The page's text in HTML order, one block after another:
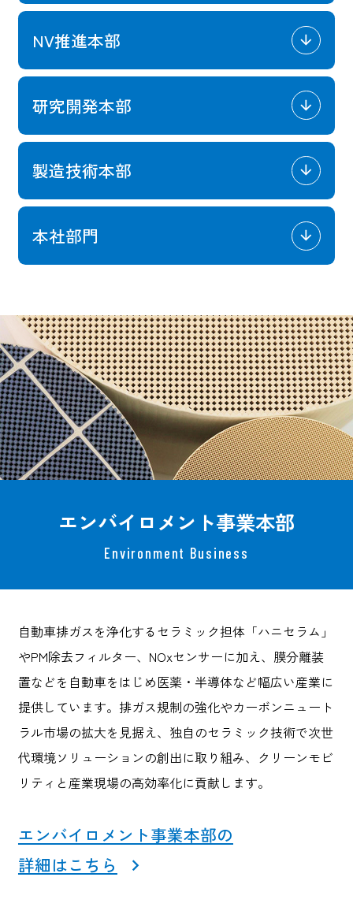
NV推進本部
研究開発本部
製造技術本部
本社部門
エンバイロメント事業本部
Environment Business
自動車排ガスを浄化するセラミック担体「ハニセラム」
やPM除去フィルター、NOxセンサーに加え、膜分離装
置などを自動車をはじめ医薬・半導体など幅広い産業に
提供しています。排ガス規制の強化やカーボンニュート
ラル市場の拡大を見据え、独自のセラミック技術で次世
代環境ソリューションの創出に取り組み、クリーンモビ
リティと産業現場の高効率化に貢献します。
エンバイロメント事業本部の
詳細はこちら